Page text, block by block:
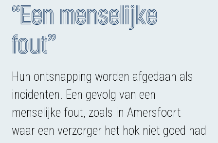
“Een menselijke
fout”
Hun ontsnapping worden afgedaan als
incidenten. Een gevolg van een
menselijke fout, zoals in Amersfoort
waar een verzorger het hok niet goed had